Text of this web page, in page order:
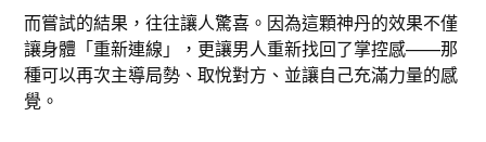
而嘗試的結果，往往讓人驚喜。因為這顆神丹的效果不僅
讓身體「重新連線」，更讓男人重新找回了掌控感——那
種可以再次主導局勢、取悅對方、並讓自己充滿力量的感
覺。